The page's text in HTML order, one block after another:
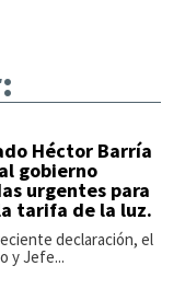
Héctor Barría
gobierno
urgentes para
tarifa de la luz.
declaración, el
y Jefe...